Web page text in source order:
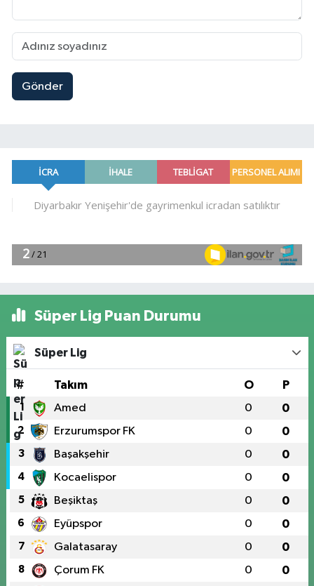
Gönder
Süper Lig Puan Durumu
Süper Lig
# Takım O P
1 Amed 0 0
2 Erzurumspor FK 0 0
3 Başakşehir 0 0
4 Kocaelispor 0 0
5 Beşiktaş 0 0
6 Eyüpspor 0 0
7 Galatasaray 0 0
8 Çorum FK 0 0